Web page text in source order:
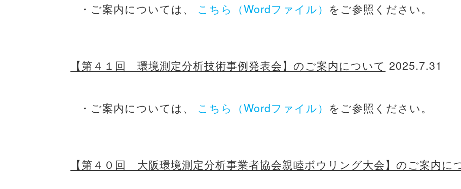
・ご案内については、 こちら（Wordファイル） をご参照ください。
【第４１回 環境測定分析技術事例発表会】のご案内について 2025.7.31
・ご案内については、 こちら（Wordファイル） をご参照ください。
【第４０回 大阪環境測定分析事業者協会親睦ボウリング大会】のご案内に